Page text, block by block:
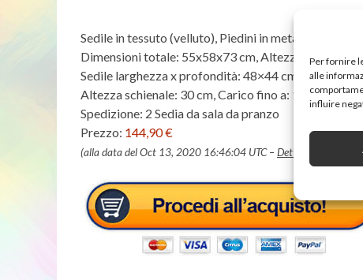
Per fornire
alle
influire
Sedile in tessuto (velluto), Piedini in metallo,
Dimensioni totale: 55x58x73 cm, Altezza del sedile:
Sedile larghezza x profondità: 48×44 cm
Altezza schienale: 30 cm, Carico fino a: 120 kg
Spedizione: 2 Sedia da sala da pranzo
Prezzo: 144,90 €
(alla data del Oct 13, 2020 16:46:04 UTC – Dettagli